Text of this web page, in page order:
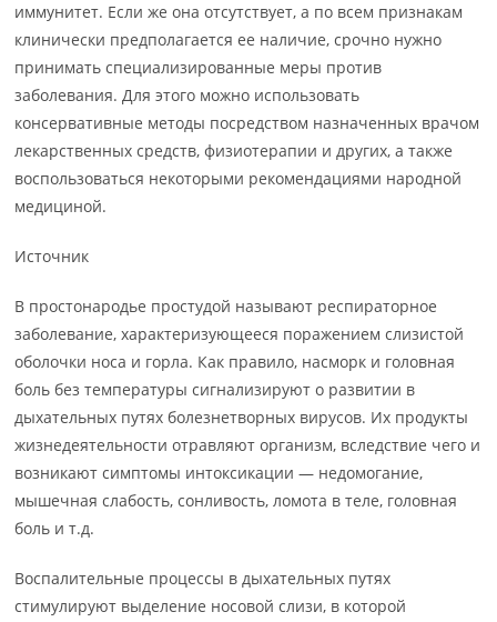
иммунитет. Если же она отсутствует, а по всем признакам
клинически предполагается ее наличие, срочно нужно
принимать специализированные меры против
заболевания. Для этого можно использовать
консервативные методы посредством назначенных врачом
лекарственных средств, физиотерапии и других, а также
воспользоваться некоторыми рекомендациями народной
медициной.
Источник
В простонародье простудой называют респираторное
заболевание, характеризующееся поражением слизистой
оболочки носа и горла. Как правило, насморк и головная
боль без температуры сигнализируют о развитии в
дыхательных путях болезнетворных вирусов. Их продукты
жизнедеятельности отравляют организм, вследствие чего и
возникают симптомы интоксикации — недомогание,
мышечная слабость, сонливость, ломота в теле, головная
боль и т.д.
Воспалительные процессы в дыхательных путях
стимулируют выделение носовой слизи, в которой